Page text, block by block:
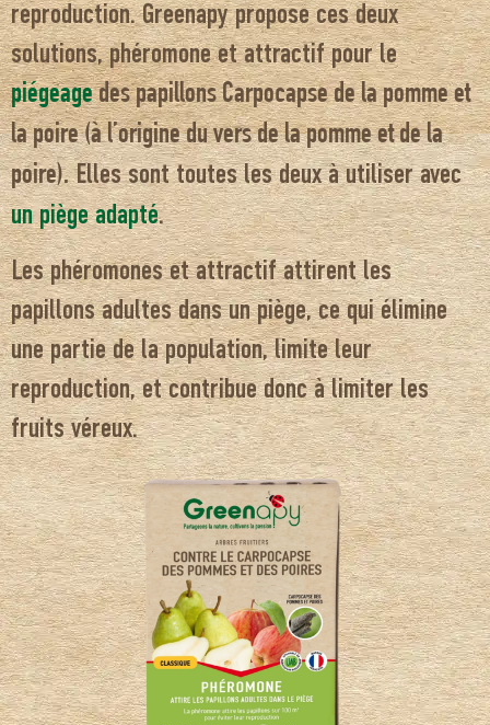
reproduction. Greenapy propose ces deux
solutions, phéromone et attractif pour le
piégeagedes papillons Carpocapse de la pomme et
la poire (à l’origine du vers de la pomme et de la
poire).Elles sont toutes les deux à utiliser avec
un piège adapté.
Les phéromones et attractif attirent les
papillons adultes dans un piège, ce qui élimine
une partie de la population, limite leur
reproduction, et contribue donc à limiter les
fruits véreux.